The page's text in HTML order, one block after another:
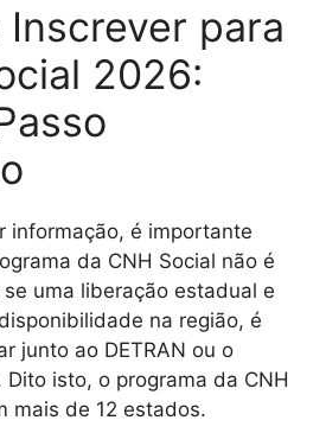
para
2026:
informação, é importante
da CNH Social não é
uma liberação estadual e
na região, é
junto ao DETRAN ou o
isto, o programa da CNH
mais de 12 estados.